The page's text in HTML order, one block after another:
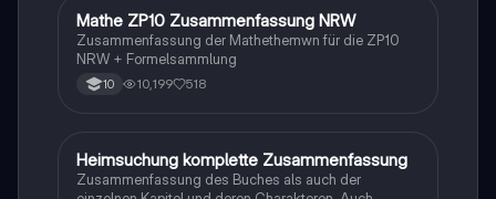
Mathe
Mathe ZP10 Zusammenfassung NRW
Zusammenfassung der Mathethemwn für die ZP10
NRW + Formelsammlung
10 10,199 518
Deutsch
Heimsuchung komplette Zusammenfassung
Zusammenfassung des Buches als auch der